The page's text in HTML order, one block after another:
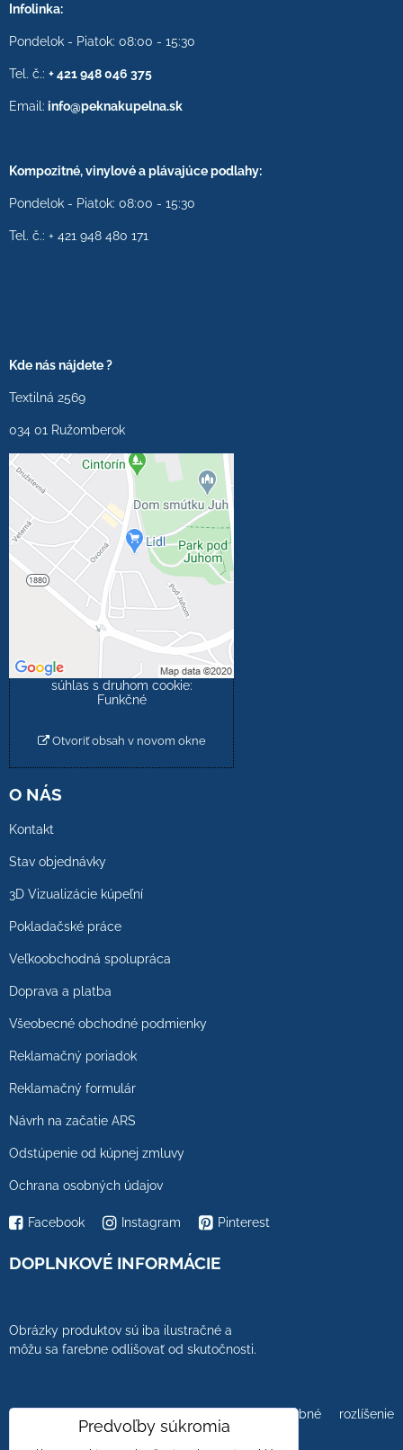
Infolinka:
Pondelok - Piatok: 08:00 - 15:30
Tel. č.: + 421 948 046 375
Email: info@peknakupelna.sk
Kompozitné, vinylové a plávajúce podlahy:
Pondelok - Piatok: 08:00 - 15:30
Tel. č.: + 421 948 480 171
Kde nás nájdete ?
Textilná 2569
034 01 Ružomberok
Externý obsah je
blokovaný Voľbami
súkromia
Prajete si načítať externý
obsah?
Povoliť tentokrát
Povoliť a zapamätať -
súhlas s druhom cookie:
Funkčné
Otvoriť obsah v novom okne
O NÁS
Kontakt
Stav objednávky
3D Vizualizácie kúpeľní
Pokladačské práce
Veľkoobchodná spolupráca
Doprava a platba
Všeobecné obchodné podmienky
Reklamačný poriadok
Reklamačný formulár
Návrh na začatie ARS
Odstúpenie od kúpnej zmluvy
Ochrana osobných údajov
Facebook Instagram Pinterest
DOPLNKOVÉ INFORMÁCIE
Obrázky produktov sú iba ilustračné a
môžu sa farebne odlišovať od skutočnosti.
Farebnosť obrázkov tiež ovplyvňuje farebné rozlíšenie
zobrazovacej jednotky.Predvoľby súkromia